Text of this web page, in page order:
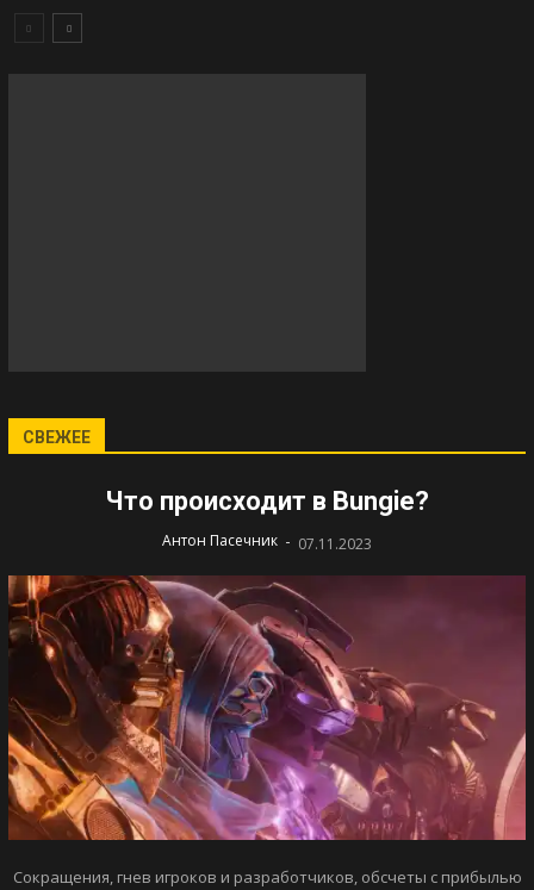
СВЕЖЕЕ
Что происходит в Bungie?
Антон Пасечник - 07.11.2023
Сокращения, гнев игроков и разработчиков, обсчеты с прибылью